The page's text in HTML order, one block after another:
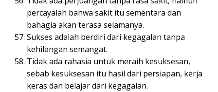
percayalah bahwa sakit itu sementara dan
bahagia akan terasa selamanya.
Sukses adalah berdiri dari kegagalan tanpa
kehilangan semangat.
Tidak ada rahasia untuk meraih kesuksesan,
sebab kesuksesan itu hasil dari persiapan, kerja
keras dan belajar dari kegagalan.